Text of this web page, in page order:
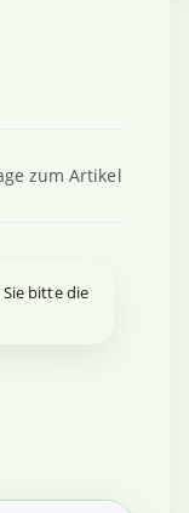
zum Artikel
bitte die